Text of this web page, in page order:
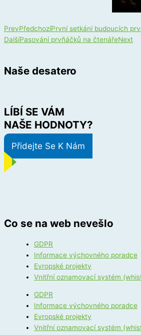
PrevPředchozíPrvní setkání budoucích
DalšíPasování prvňáčků na čtenářeNext
Naše desatero
LÍBÍ SE VÁM
NAŠE HODNOTY?
Přidejte Se K Nám
Co se na web nevešlo
GDPR
Informace výchovného poradce
Evropské projekty
Vnitřní oznamovací systém
GDPR
Informace výchovného poradce
Evropské projekty
Vnitřní oznamovací systém